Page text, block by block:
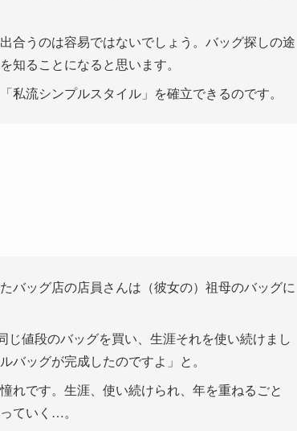
合うのは容易ではないでしょう。バッグ探しの途
知ることになると思います。
流シンプルスタイル」を確立できるのです。
バッグ店の店員さんは（彼女の）祖母のバッグに
値段のバッグを買い、生涯それを使い続けまし
バッグが完成したのですよ」と。
れです。生涯、使い続けられ、年を重ねるごと
ていく…。